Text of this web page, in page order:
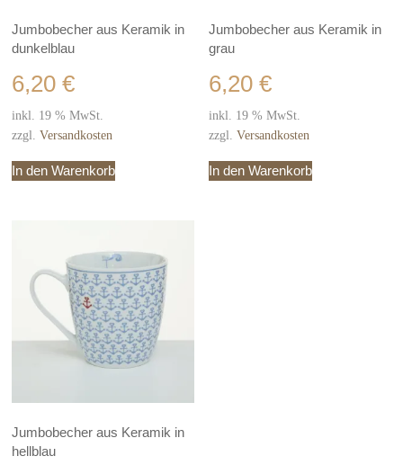
Jumbobecher aus Keramik in
dunkelblau
6,20€
inkl. 19 % MwSt.
zzgl.Versandkosten
In den Warenkorb
Jumbobecher aus Keramik in
grau
6,20€
inkl. 19 % MwSt.
zzgl.Versandkosten
In den Warenkorb
Jumbobecher aus Keramik in
hellblau